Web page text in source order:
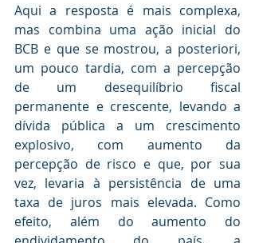
Aqui a resposta é mais complexa,
mas combina uma ação inicial do
BCB e que se mostrou, a posteriori,
um pouco tardia, com a percepção
de um desequilíbrio fiscal
permanente e crescente, levando a
dívida pública a um crescimento
explosivo, com aumento da
percepção de risco e que, por sua
vez, levaria à persistência de uma
taxa de juros mais elevada. Como
efeito, além do aumento do